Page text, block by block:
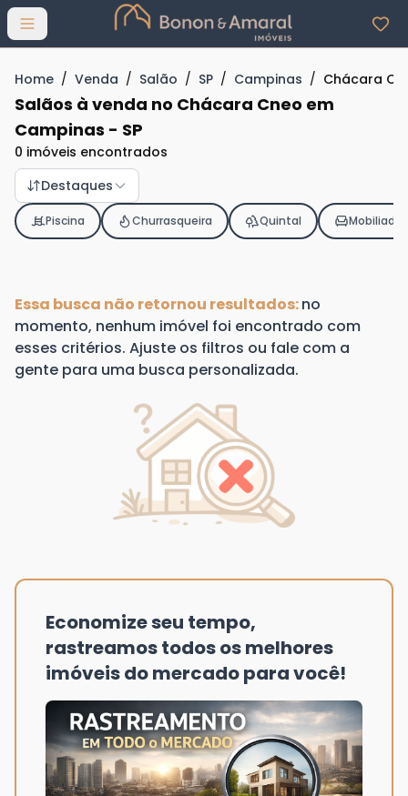
Abrir menu
Home / Venda / Salão / SP / Campinas / Chácara
Salãos à venda no Chácara Cneo em
Campinas - SP
0 imóveis encontrados
Destaques
Piscina Churrasqueira Quintal Mobiliado
Essa busca não retornou resultados:no
momento, nenhum imóvel foi encontrado com
esses critérios. Ajuste os filtros ou fale com a
gente para uma busca personalizada.
Economize seu tempo,
rastreamos todos os melhores
imóveis do mercado para você!